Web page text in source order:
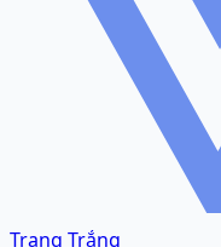
Trang Trắng